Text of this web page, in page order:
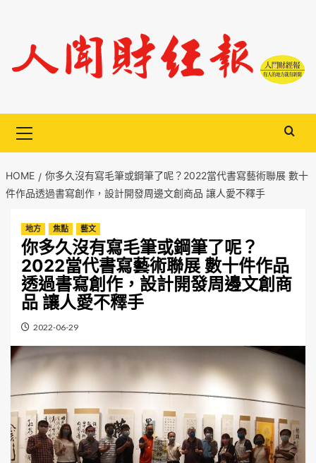
content
Menu
HOME
你多久沒有寫毛筆或鋼筆了呢？2022當代書寫藝術聯展 數十
件作品透過書寫創作，設計開發周邊文創商品 讓人愛不釋手
地方 焦點 藝文
你多久沒有寫毛筆或鋼筆了呢？
2022當代書寫藝術聯展 數十件作品
透過書寫創作，設計開發周邊文創商
品 讓人愛不釋手
2022-06-29